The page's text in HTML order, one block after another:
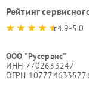
Рейтинг
4.9-5.0
ООО "Русервис"
ИНН 7702633247
ОГРН